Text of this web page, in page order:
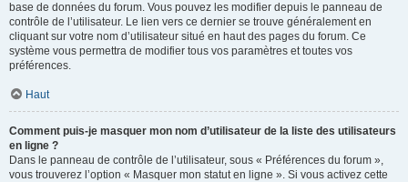
base de données du forum. Vous pouvez les modifier depuis le panneau de
contrôle de l’utilisateur. Le lien vers ce dernier se trouve généralement en
cliquant sur votre nom d’utilisateur situé en haut des pages du forum. Ce
système vous permettra de modifier tous vos paramètres et toutes vos
préférences.
Haut
Comment puis-je masquer mon nom d’utilisateur de la liste des utilisateurs
en ligne ?
Dans le panneau de contrôle de l’utilisateur, sous « Préférences du forum »,
vous trouverez l’option « Masquer mon statut en ligne ». Si vous activez cette